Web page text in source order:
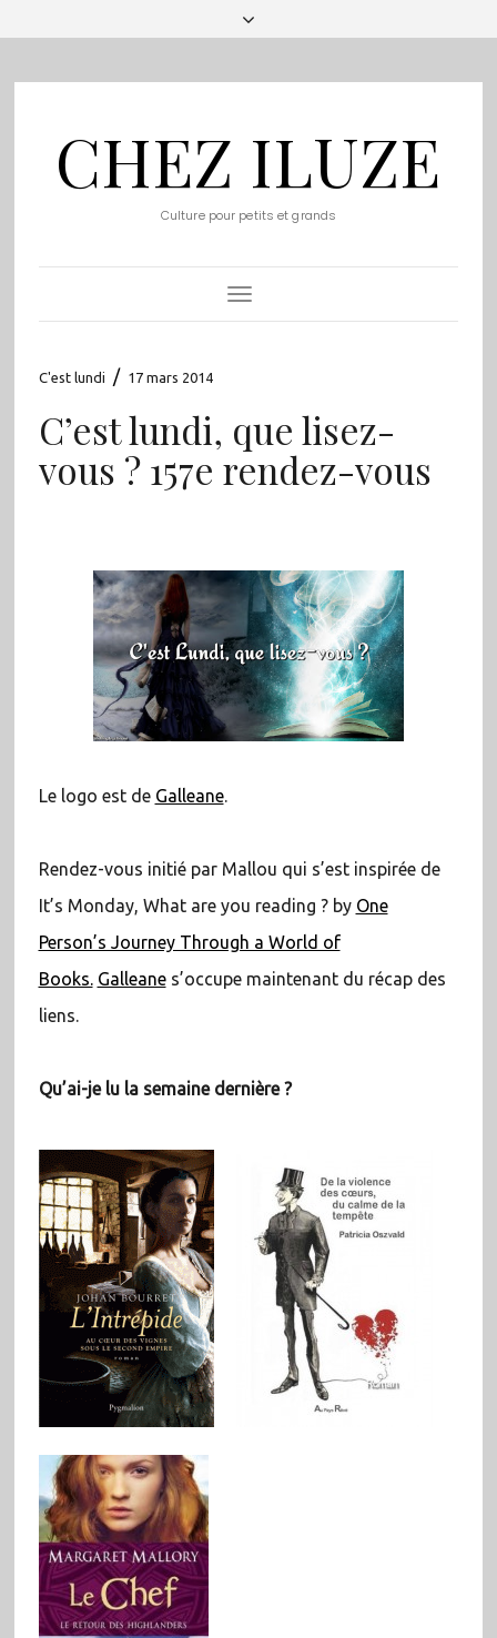
CHEZ ILUZE
Culture pour petits et grands
Toggle
Navigation
C'est lundi / 17 mars 2014
C’est lundi, que lisez-
vous ? 157e rendez-vous
Le logo est de Galleane.
Rendez-vous initié par Mallou qui s’est inspirée de
It’s Monday, What are you reading ? by One
Person’s Journey Through a World of
Books. Galleanes’occupe maintenant du récap des
liens.
Qu’ai-je lu la semaine dernière ?